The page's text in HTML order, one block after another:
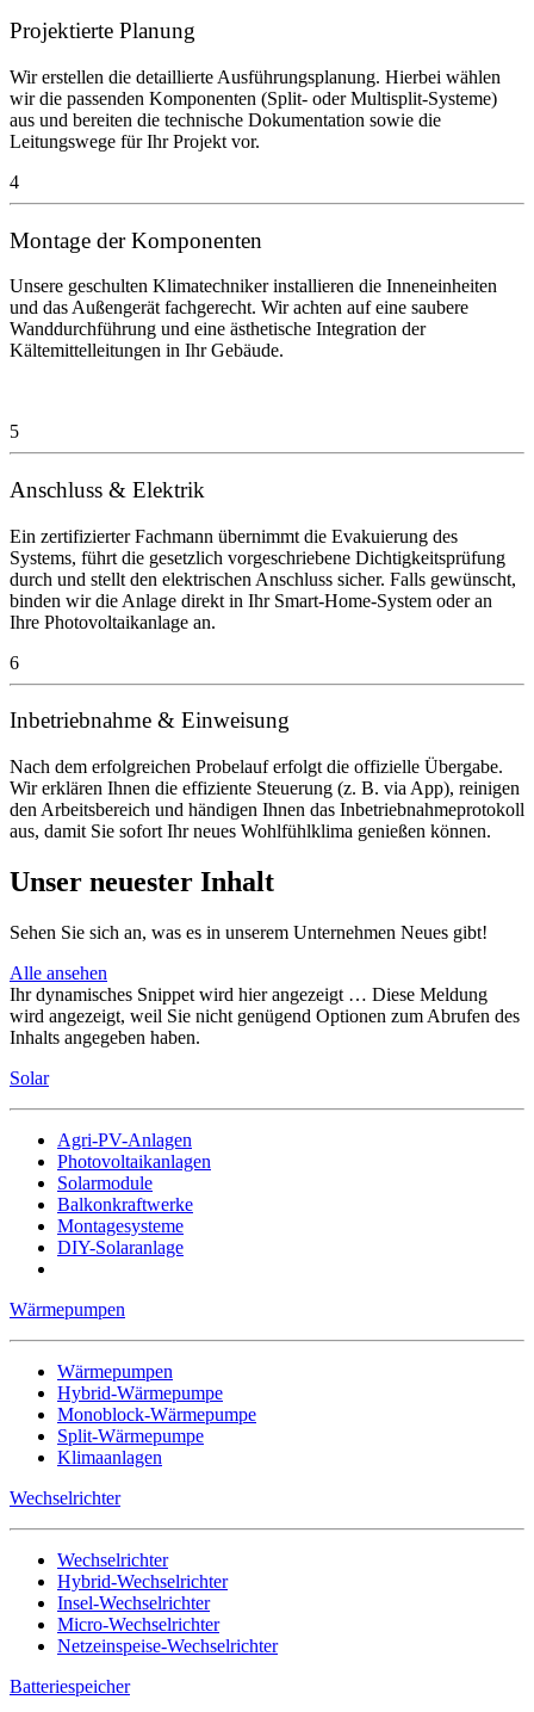
Projektierte Planung
Wir erstellen die detaillierte Ausführungsplanung. Hierbei wählen
wir die passenden Komponenten (Split- oder Multisplit-Systeme)
aus und bereiten die technische Dokumentation sowie die
Leitungswege für Ihr Projekt vor.
4
Montage der Komponenten
Unsere geschulten Klimatechniker installieren die Inneneinheiten
und das Außengerät fachgerecht. Wir achten auf eine saubere
Wanddurchführung und eine ästhetische Integration der
Kältemittelleitungen in Ihr Gebäude.
5
Anschluss & Elektrik
Ein zertifizierter Fachmann übernimmt die Evakuierung des
Systems, führt die gesetzlich vorgeschriebene Dichtigkeitsprüfung
durch und stellt den elektrischen Anschluss sicher. Falls gewünscht,
binden wir die Anlage direkt in Ihr Smart-Home-System oder an
Ihre Photovoltaikanlage an.
6
Inbetriebnahme & Einweisung
Nach dem erfolgreichen Probelauf erfolgt die offizielle Übergabe.
Wir erklären Ihnen die effiziente Steuerung (z. B. via App), reinigen
den Arbeitsbereich und händigen Ihnen das Inbetriebnahmeprotokoll
aus, damit Sie sofort Ihr neues Wohlfühlklima genießen können.
Unser neuester Inhalt
Sehen Sie sich an, was es in unserem Unternehmen Neues gibt!
Alle ansehen
Ihr dynamisches Snippet wird hier angezeigt … Diese Meldung
wird angezeigt, weil Sie nicht genügend Optionen zum Abrufen des
Inhalts angegeben haben.
Solar
Agri-PV-Anlagen
Photovoltaikanlagen
Solarmodule
Balkonkraftwerke
Montagesysteme
DIY-Solaranlage
Wärmepumpen
Wärmepumpen
Hybrid-Wärmepumpe
Monoblock-Wärmepumpe
Split-Wärmepumpe
Klimaanlagen
Wechselrichter
Wechselrichter
Hybrid-Wechselrichter
Insel-Wechselrichter
Micro-Wechselrichter
Netzeinspeise-Wechselrichter
Batteriespeicher